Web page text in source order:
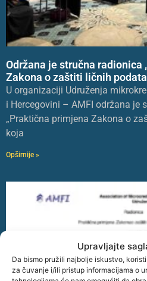
Upravljajte
Da bismo pružili najbolje iskustvo,
za čuvanje i/ili pristup informacijama o
Održana je stručna radionica
Zakona o zaštiti ličnih
U organizaciji Udruženja
i Hercegovini – AMFI održana je
„Praktična primjena Zakona o
koja
Opširnije »